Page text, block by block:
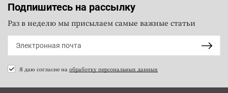
Подпишитесь на рассылку
Раз в неделю мы присылаем самые важные статьи
Я даю согласие на обработку персональных данных